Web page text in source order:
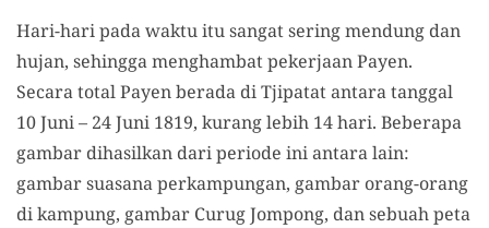
Hari-hari pada waktu itu sangat sering mendung dan
hujan, sehingga menghambat pekerjaan Payen.
Secara total Payen berada di Tjipatat antara tanggal
10 Juni – 24 Juni 1819, kurang lebih 14 hari. Beberapa
gambar dihasilkan dari periode ini antara lain:
gambar suasana perkampungan, gambar orang-orang
di kampung, gambar Curug Jompong, dan sebuah peta